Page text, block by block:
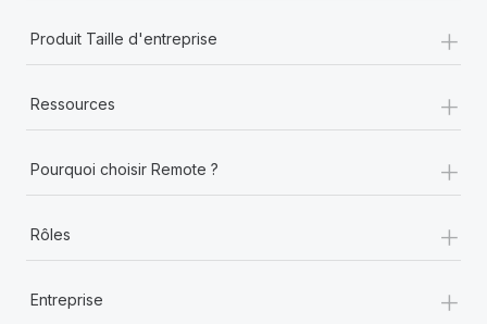
Produit Taille d'entreprise +
Ressources +
Pourquoi choisir Remote ? +
Rôles +
Entreprise +